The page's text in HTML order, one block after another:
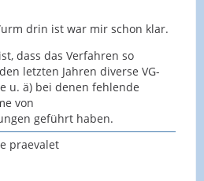
drin ist war mir schon klar.
dass das Verfahren so
letzten Jahren diverse VG-
u. ä) bei denen fehlende
von
geführt haben.
praevalet